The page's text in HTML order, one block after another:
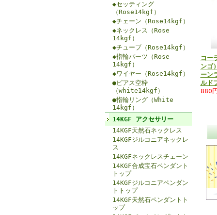
◆セッティング
（Rose14kgf）
◆チェーン（Rose14kgf）
◆ネックレス（Rose
14kgf）
◆チューブ（Rose14kgf）
◆指輪パーツ（Rose
14kgf）
◆ワイヤー（Rose14kgf）
●ピアス空枠
（white14kgf）
●指輪リング（White
14kgf）
14KGF アクセサリー
14KGF天然石ネックレス
14KGFジルコニアネックレ
ス
14KGFネックレスチェーン
14KGF合成宝石ペンダント
トップ
14KGFジルコニアペンダン
トトップ
14KGF天然石ペンダントト
ップ
コー
ンゴ
ーン
ルド
880